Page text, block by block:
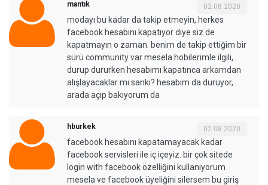
mantık 02.08.2020
modayı bu kadar da takip etmeyin, herkes
facebook hesabını kapatıyor diye siz de
kapatmayın o zaman. benim de takip ettiğim bir
sürü community var mesela hobilerimle ilgili,
durup dururken hesabımı kapatınca arkamdan
alışlayacaklar mı sanki? hesabım da duruyor,
arada açıp bakıyorum da
hburkek 02.08.2020
facebook hesabını kapatamayacak kadar
facebook servisleri ile iç içeyiz. bir çok sitede
login with facebook özelliğini kullanıyorum
mesela ve facebook üyeliğini silersem bu giriş